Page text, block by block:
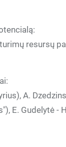
resursų
A.
E. Gudelytė -